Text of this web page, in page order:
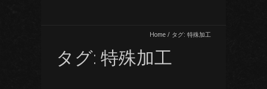
Home / タグ: 特殊加工
タグ: 特殊加工